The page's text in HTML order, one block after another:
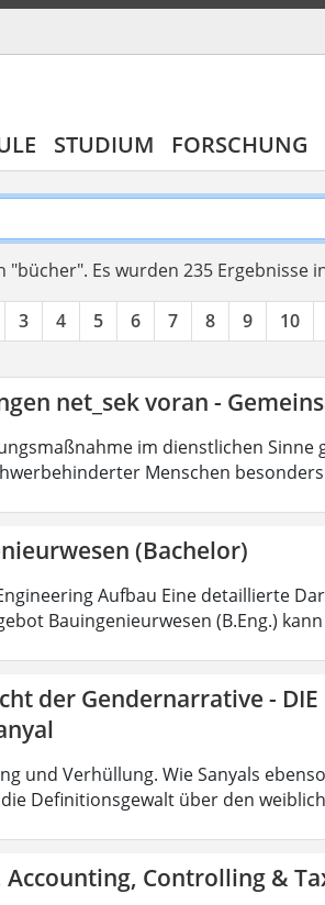
STUDIUM FORSCHUNG
"bücher". Es wurden 235 Ergebnisse
3 4 5 6 7 8 9 10
net_sek voran -
im dienstlichen
Menschen
(Bachelor)
Aufbau Eine detaillierte
Bauingenieurwesen (B.Eng.)
der Gendernarrative - DIE
und Verhüllung. Wie Sanyals
Definitionsgewalt über den
Accounting, Controlling &